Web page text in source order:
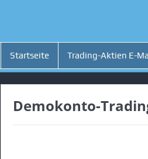
Startseite Trading-Aktien E-
Demokonto-